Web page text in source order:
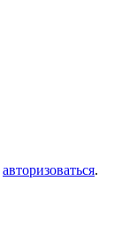
авторизоваться.